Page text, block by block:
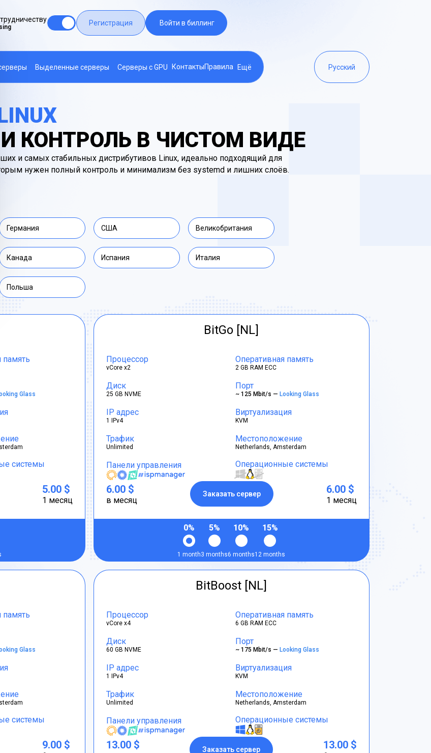
Регистрация Войти в биллинг
Выделенные серверы Серверы с GPU КонтактыПравила Ещё Русский
И КОНТРОЛЬ В ЧИСТОМ ВИДЕ
и самых стабильных дистрибутивов Linux, идеально подходящий для
нужен полный контроль и минимализм без systemd и лишних слоёв.
Германия США Великобритания
Канада Испания Италия
Польша
память
Glass
системы
5.00 $
1 месяц
BitGo [NL]
Процессор
vCore x2
Оперативная память
2 GB RAM ECC
Диск
25 GB NVME
Порт
~ 125 Mbit/s —Looking Glass
IP адрес
1 IPv4
Виртуализация
KVM
Трафик
Unlimited
Местоположение
Netherlands, Amsterdam
Панели управления Операционные системы
6.00 $
в месяц
Заказать сервер 6.00 $
1 месяц
0%
1 month
5%
3 months
10%
6 months
15%
12 months
память
Glass
системы
9.00 $
BitBoost [NL]
Процессор
vCore x4
Оперативная память
6 GB RAM ECC
Диск
60 GB NVME
Порт
~ 175 Mbit/s —Looking Glass
IP адрес
1 IPv4
Виртуализация
KVM
Трафик
Unlimited
Местоположение
Netherlands, Amsterdam
Панели управления Операционные системы
13.00 $ Заказать сервер 13.00 $